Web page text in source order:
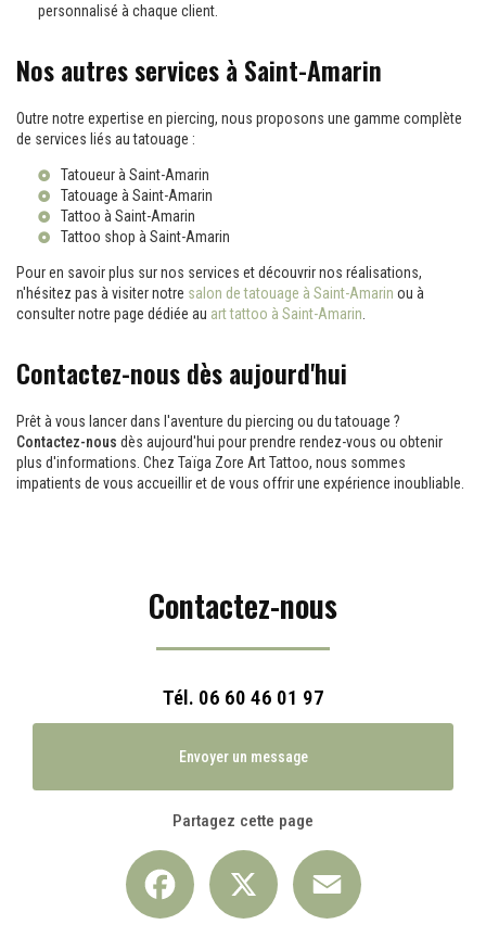
personnalisé à chaque client.
Nos autres services à Saint-Amarin
Outre notre expertise en piercing, nous proposons une gamme complète
de services liés au tatouage :
Tatoueur à Saint-Amarin
Tatouage à Saint-Amarin
Tattoo à Saint-Amarin
Tattoo shop à Saint-Amarin
Pour en savoir plus sur nos services et découvrir nos réalisations,
n'hésitez pas à visiter notre salon de tatouage à Saint-Amarin ou à
consulter notre page dédiée au art tattoo à Saint-Amarin
Contactez-nous dès aujourd'hui
Prêt à vous lancer dans l'aventure du piercing ou du tatouage ?
Contactez-nous dès aujourd'hui pour prendre rendez-vous ou obtenir
plus d'informations. Chez Taïga Zore Art Tattoo, nous sommes
impatients de vous accueillir et de vous offrir une expérience inoubliable.
Contactez-nous
Tél. 06 60 46 01 97
Envoyer un message
Partagez cette page
Facebook